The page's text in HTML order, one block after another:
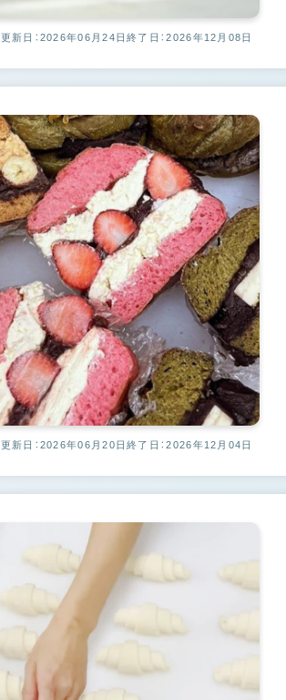
更新日：2026年06月24日終了日：2026年12月08日
更新日：2026年06月20日終了日：2026年12月04日